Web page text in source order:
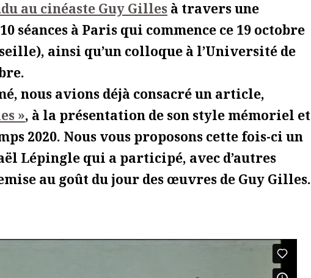
au cinéaste Guy Gilles à travers une
séances à Paris qui commence ce 19 octobre
ainsi qu’un colloque à l’Université de
nous avions déjà consacré un article,
», à la présentation de son style mémoriel et
2020. Nous vous proposons cette fois-ci un
Lépingle qui a participé, avec d’autres
au goût du jour des œuvres de Guy Gilles.